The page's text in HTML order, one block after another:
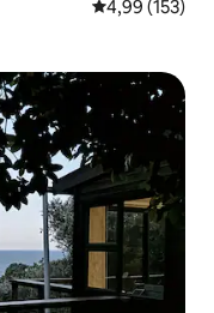
Calificación
4,99 (153)